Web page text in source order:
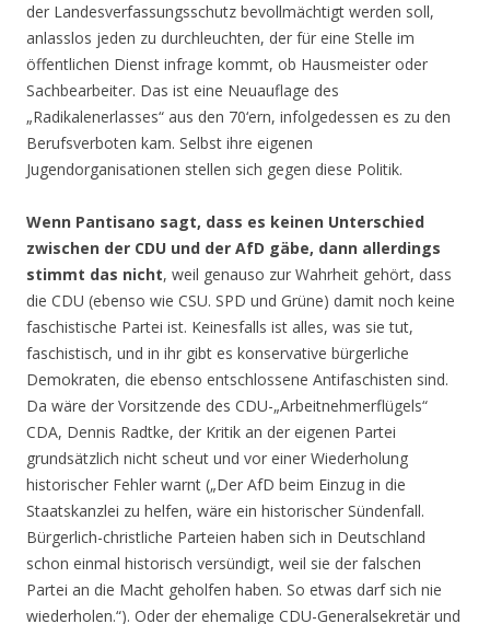
der Landesverfassungsschutz bevollmächtigt werden soll,
anlasslos jeden zu durchleuchten, der für eine Stelle im
öffentlichen Dienst infrage kommt, ob Hausmeister oder
Sachbearbeiter. Das ist eine Neuauflage des
„Radikalenerlasses“ aus den 70‘ern, infolgedessen es zu den
Berufsverboten kam. Selbst ihre eigenen
Jugendorganisationen stellen sich gegen diese Politik.
Wenn Pantisano sagt, dass es keinen Unterschied
zwischen der CDU und der AfD gäbe, dann allerdings
stimmt das nicht, weil genauso zur Wahrheit gehört, dass
die CDU (ebenso wie CSU. SPD und Grüne) damit noch keine
faschistische Partei ist. Keinesfalls ist alles, was sie tut,
faschistisch, und in ihr gibt es konservative bürgerliche
Demokraten, die ebenso entschlossene Antifaschisten sind.
Da wäre der Vorsitzende des CDU-„Arbeitnehmerflügels“
CDA, Dennis Radtke, der Kritik an der eigenen Partei
grundsätzlich nicht scheut und vor einer Wiederholung
historischer Fehler warnt („Der AfD beim Einzug in die
Staatskanzlei zu helfen, wäre ein historischer Sündenfall.
Bürgerlich-christliche Parteien haben sich in Deutschland
schon einmal historisch versündigt, weil sie der falschen
Partei an die Macht geholfen haben. So etwas darf sich nie
wiederholen.“). Oder der ehemalige CDU-Generalsekretär und